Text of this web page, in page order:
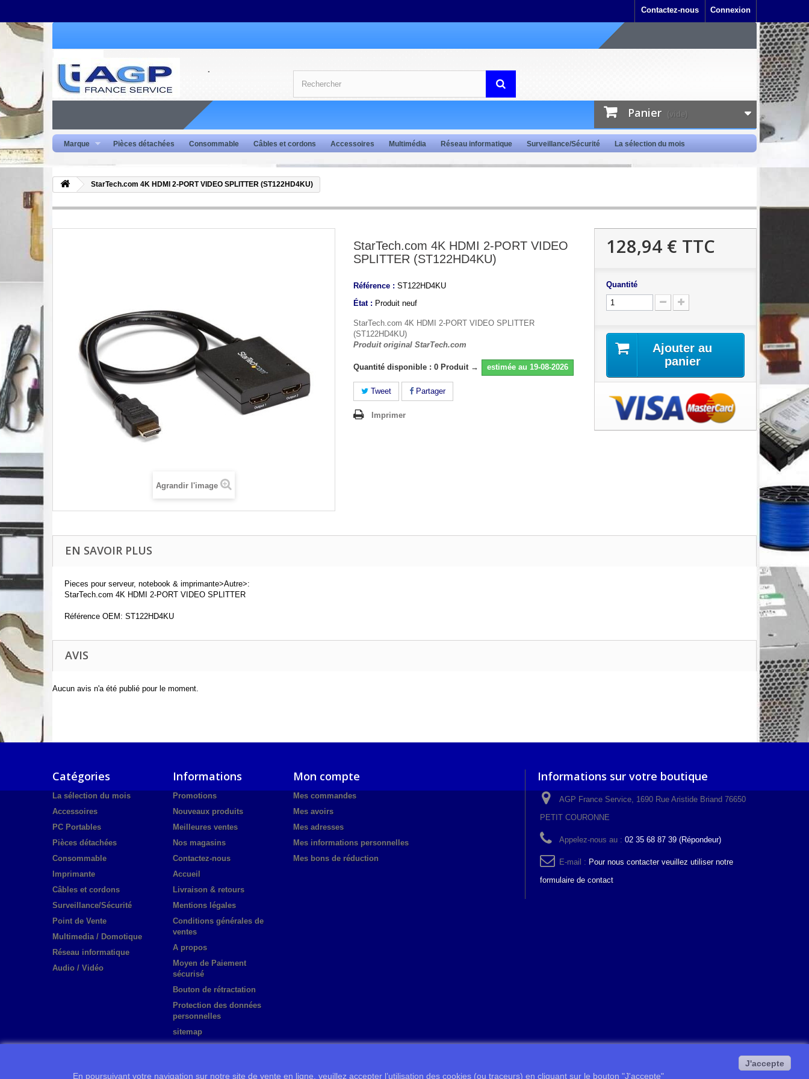
Connexion
Contactez-nous
Panier (vide)
Marque Pièces détachées Consommable Câbles et cordons Accessoires Multimédia Réseau informatique Surveillance/Sécurité La sélection du mois
StarTech.com 4K HDMI 2-PORT VIDEO SPLITTER (ST122HD4KU)
Agrandir l'image
StarTech.com 4K HDMI 2-PORT VIDEO
SPLITTER (ST122HD4KU)
Référence : ST122HD4KU
État : Produit neuf
StarTech.com 4K HDMI 2-PORT VIDEO SPLITTER
(ST122HD4KU)
Produit original StarTech.com
Quantité disponible : 0 Produit → estimée au 19-08-2026
Tweet Partager
Imprimer
128,94 € TTC
Quantité
Ajouter au
panier
EN SAVOIR PLUS
Pieces pour serveur, notebook & imprimante>Autre>:
StarTech.com 4K HDMI 2-PORT VIDEO SPLITTER
Référence OEM: ST122HD4KU
AVIS
Aucun avis n'a été publié pour le moment.
Catégories
La sélection du mois
Accessoires
PC Portables
Pièces détachées
Consommable
Imprimante
Câbles et cordons
Surveillance/Sécurité
Point de Vente
Multimedia / Domotique
Réseau informatique
Audio / Vidéo
Informations
Promotions
Nouveaux produits
Meilleures ventes
Nos magasins
Contactez-nous
Accueil
Livraison & retours
Mentions légales
Conditions générales de
ventes
A propos
Moyen de Paiement
sécurisé
Bouton de rétractation
Protection des données
personnelles
sitemap
Mon compte
Mes commandes
Mes avoirs
Mes adresses
Mes informations personnelles
Mes bons de réduction
Informations sur votre boutique
AGP France Service, 1690 Rue Aristide Briand 76650
PETIT COURONNE
Appelez-nous au : 02 35 68 87 39 (Répondeur)
E-mail : Pour nous contacter veuillez utiliser notre
formulaire de contact
En poursuivant votre navigation sur notre site de vente en ligne, veuillez accepter l’utilisation des cookies (ou traceurs) en cliquant sur le bouton "J'accepte"
J'accepte